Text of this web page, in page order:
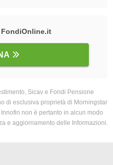
Sicav e Fondi Pensione
di esclusiva proprietà di Morningstar
Innofin non è pertanto in alcun modo
e aggiornamento delle Informazioni.